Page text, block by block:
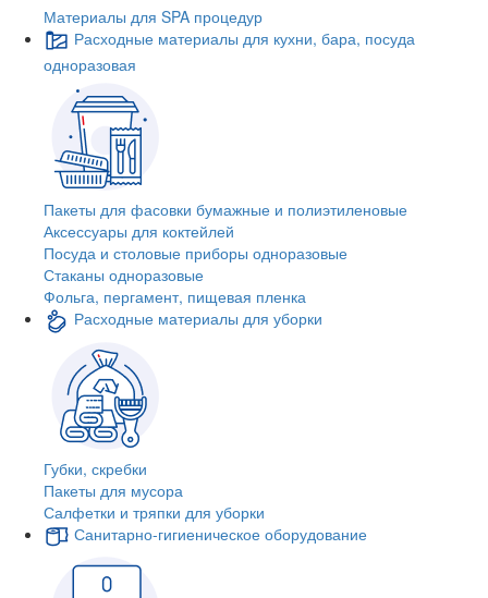
Материалы для SPA процедур
Расходные материалы для кухни, бара, посуда
одноразовая
Пакеты для фасовки бумажные и полиэтиленовые
Аксессуары для коктейлей
Посуда и столовые приборы одноразовые
Стаканы одноразовые
Фольга, пергамент, пищевая пленка
Расходные материалы для уборки
Губки, скребки
Пакеты для мусора
Салфетки и тряпки для уборки
Санитарно-гигиеническое оборудование